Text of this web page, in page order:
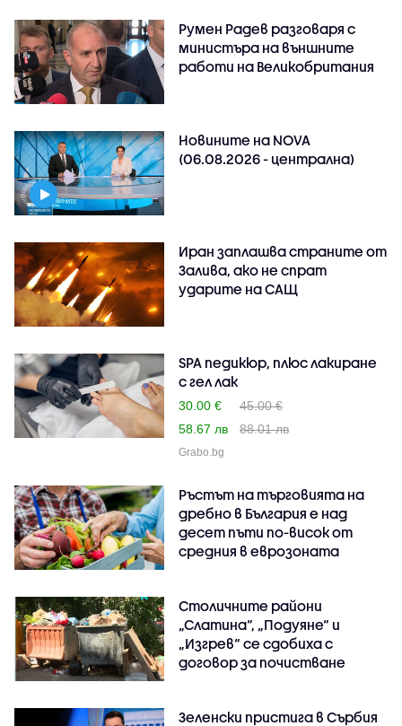
Румен Радев разговаря с
министъра на външните
работи на Великобритания
Новините на NOVA
(06.08.2026 - централна)
Иран заплашва страните от
Залива, ако не спрат
ударите на САЩ
SPA педикюр, плюс лакиране
с гел лак
30.00 €
45.00 €
58.67 лв
88.01 лв
Grabo.bg
Ръстът на търговията на
дребно в България е над
десет пъти по-висок от
средния в еврозоната
Столичните райони
„Слатина“, „Подуяне“ и
„Изгрев“ се сдобиха с
договор за почистване
Зеленски пристига в Сърбия